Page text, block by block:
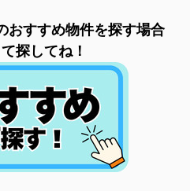
おすすめ物件を探す場合
探してね！